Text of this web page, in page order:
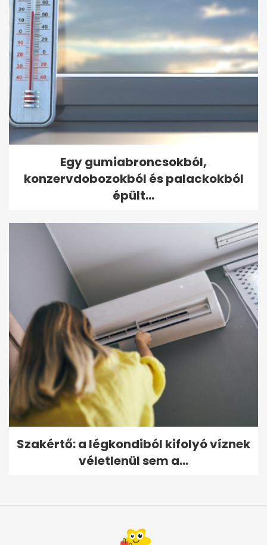
Egy gumiabroncsokból,
konzervdobozokból és palackokból
épült...
Szakértő: a légkondiból kifolyó víznek
véletlenül sem a...